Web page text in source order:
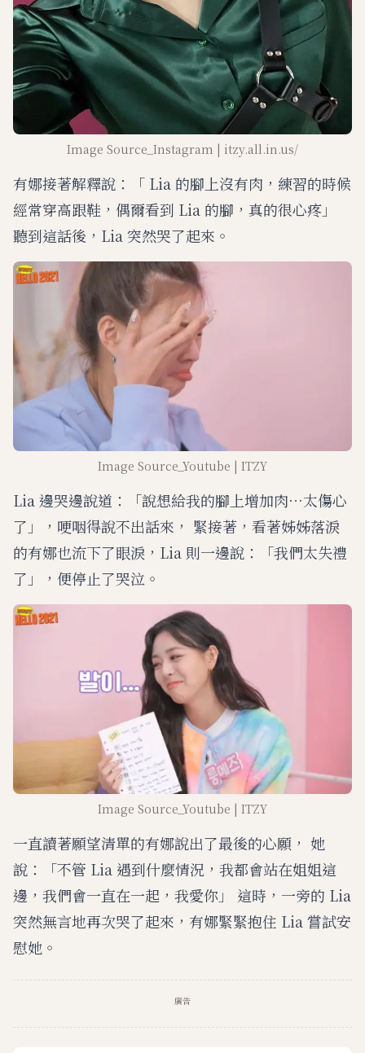
Image Source_Instagram | itzy.all.in.us/
有娜接著解釋說：「 Lia 的腳上沒有肉，練習的時候
經常穿高跟鞋，偶爾看到 Lia 的腳，真的很心疼」
聽到這話後，Lia 突然哭了起來。
Image Source_Youtube | ITZY
Lia 邊哭邊說道：「說想給我的腳上增加肉⋯太傷心
了」，哽咽得說不出話來， 緊接著，看著姊姊落淚
的有娜也流下了眼淚，Lia 則一邊說：「我們太失禮
了」，便停止了哭泣。
Image Source_Youtube | ITZY
一直讀著願望清單的有娜說出了最後的心願， 她
說：「不管 Lia 遇到什麼情況，我都會站在姐姐這
邊，我們會一直在一起，我愛你」 這時，一旁的 Lia
突然無言地再次哭了起來，有娜緊緊抱住 Lia 嘗試安
慰她。
廣告